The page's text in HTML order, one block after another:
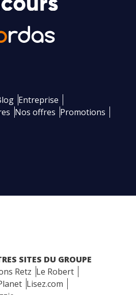
Entreprise
Nos offres Promotions
SITES DU GROUPE
Retz Le Robert
Lisez.com